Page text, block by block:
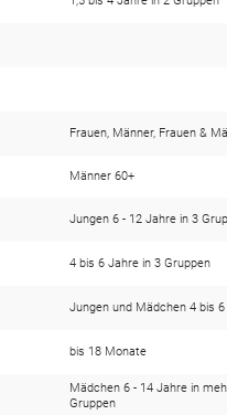
Frauen, Männer, Frauen &
Männer 60+
Jungen 6 - 12 Jahre in 3
4 bis 6 Jahre in 3 Gruppen
Jungen und Mädchen 4 bis
bis 18 Monate
Mädchen 6 - 14 Jahre in
Gruppen